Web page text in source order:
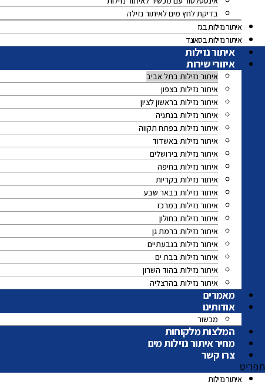
בדיקת לחץ מים לאיתור נזילה
איתור נזילות בגז
איתור נזילות בסאונד
איתור נזילות
איזורי שירות
איתור נזילות בתל אביב
איתור נזילות בצפון
איתור נזילות בראשון לציון
איתור נזילות בנתניה
איתור נזילות בפתח תקווה
איתור נזילות באשדוד
איתור נזילות בירושלים
איתור נזילות בחיפה
איתור נזילות בקריות
איתור נזילות בבאר שבע
איתור נזילות במרכז
איתור נזילות בחולון
איתור נזילות ברמת גן
איתור נזילות בגבעתיים
איתור נזילות בבת ים
איתור נזילות בהוד השרון
איתור נזילות בהרצליה
מאמרים
אודותינו
מכשור
המלצות מלקוחות
מחיר איתור נזילות מים
צרו קשר
תפריט
איתור נזילות